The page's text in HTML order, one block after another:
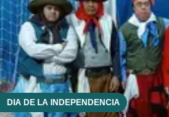
DÍA DE LA INDEPENDENCIA